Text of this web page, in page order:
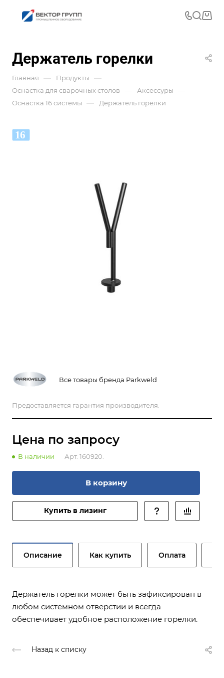
Держатель горелки
Главная — Продукты —
Оснастка для сварочных столов — Аксессуры —
Оснастка 16 системы — Держатель горелки
Все товары бренда Parkweld
Предоставляется гарантия производителя.
Цена по запросу
В наличии Арт. 160920.
В корзину
Купить в лизинг
Описание Как купить Оплата
Держатель горелки может быть зафиксирован в
любом системном отверстии и всегда
обеспечивает удобное расположение горелки.
Назад к списку